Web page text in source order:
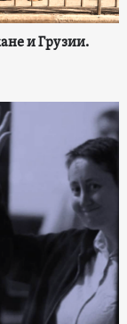
и Грузии.